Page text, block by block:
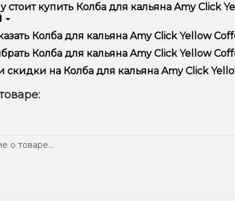
кальяна Amy Click Yellow Coffee (Кофейная
и надежностью.
стоит купить Колба для кальяна Amy Click
только оригинальную продукцию, широкий
у нас регулярные акции и скидки для клиентов!
Колба для кальяна Amy Click Yellow
заказ можно в несколько кликов:
Колба для кальяна Amy Click Yellow Coffee
удобный способ оплаты и доставки.
Колба для кальяна Amy Click Yellow
от ваших предпочтений – например, если
мощность и вкус. Наши менеджеры помогут
скидки на Колба для кальяна Amy Click
канале, чтобы не упустить выгодные